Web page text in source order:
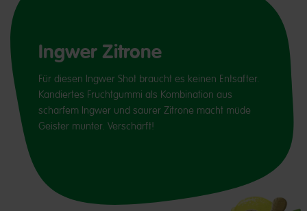
Ingwer Zitrone
Für diesen Ingwer Shot braucht es keinen Entsafter.
Kandiertes Fruchtgummi als Kombination aus
scharfem Ingwer und saurer Zitrone macht müde
Geister munter. Verschärft!